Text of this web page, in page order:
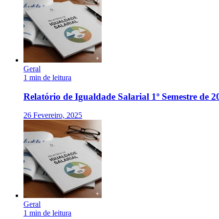
Geral
1 min de leitura
Relatório de Igualdade Salarial 1º Semestre de
26 Fevereiro, 2025
Geral
1 min de leitura